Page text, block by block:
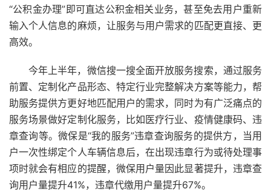
“公积金办理”即可直达公积金相关业务，甚至免去用户重新
输入个人信息的麻烦，让服务与用户需求的匹配更直接、更
高效。
今年上半年，微信搜一搜全面开放服务搜索，通过服务
前置、定制化产品形态、特定行业完整解决方案等能力，帮
助服务提供方更好地匹配用户的需求，同时为有广泛痛点的
服务场景做好定制化服务，比如医疗行业、疫情健康码、违
章查询等。微保是“我的服务”违章查询服务的提供方，当用
户一次性绑定个人车辆信息后，在出现违章行为或待处理事
项时就会有相应的提醒，微保用户量因此显著提升，违章查
询用户量提升41%，违章代缴用户量提升67%。